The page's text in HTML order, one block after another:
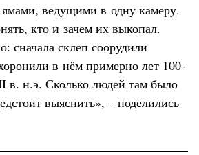
ведущими в одну камеру.
кто и зачем их выкопал.
сначала склеп соорудили
в нём примерно лет 100-
в. н.э. Сколько людей там было
выяснить», – поделились